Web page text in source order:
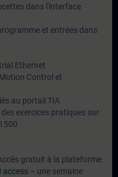
dans l'interface
et entrées dans
Ethernet
Control et
au portail TIA
exercices pratiques sur
gratuit à la plateforme
access – une semaine